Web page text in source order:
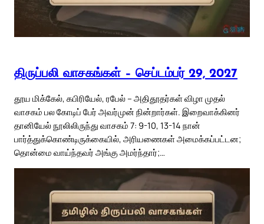
திருப்பலி வாசகங்கள் – செப்டம்பர் 29, 2027
தூய மிக்கேல், கபிரியேல், ரபேல் – அதிதூதர்கள் விழா முதல்
வாசகம் பல கோடிப் பேர் அவர்முன் நின்றார்கள். இறைவாக்கினர்
தானியேல் நூலிலிருந்து வாசகம் 7: 9-10, 13-14 நான்
பார்த்துக்கொண்டிருக்கையில், அரியணைகள் அமைக்கப்பட்டன;
தொன்மை வாய்ந்தவர் அங்கு அமர்ந்தார்;…